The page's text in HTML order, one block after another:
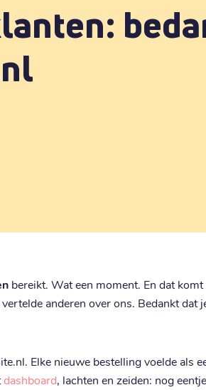
bereikt. Wat een moment. En dat
anderen over ons. Bedankt dat
Elke nieuwe bestelling voelde als
dashboard, lachten en zeiden: nog